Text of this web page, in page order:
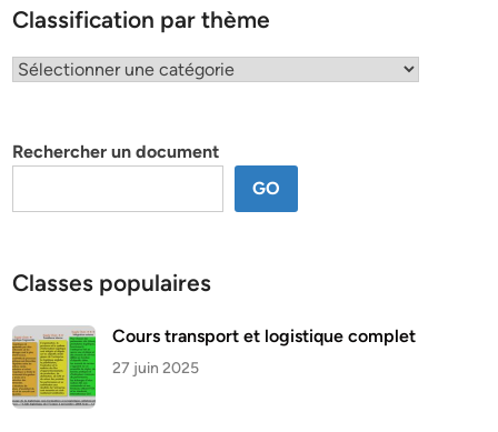
Classification par thème
Classification
Rechercher un document
GO
Classes populaires
Cours transport et logistique complet
27 juin 2025